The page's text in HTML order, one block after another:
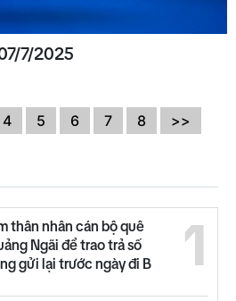
7/2025
4 5 6 7 8 >>
1
thân nhân cán bộ quê
Ngãi để trao trả số
gửi lại trước ngày đi B